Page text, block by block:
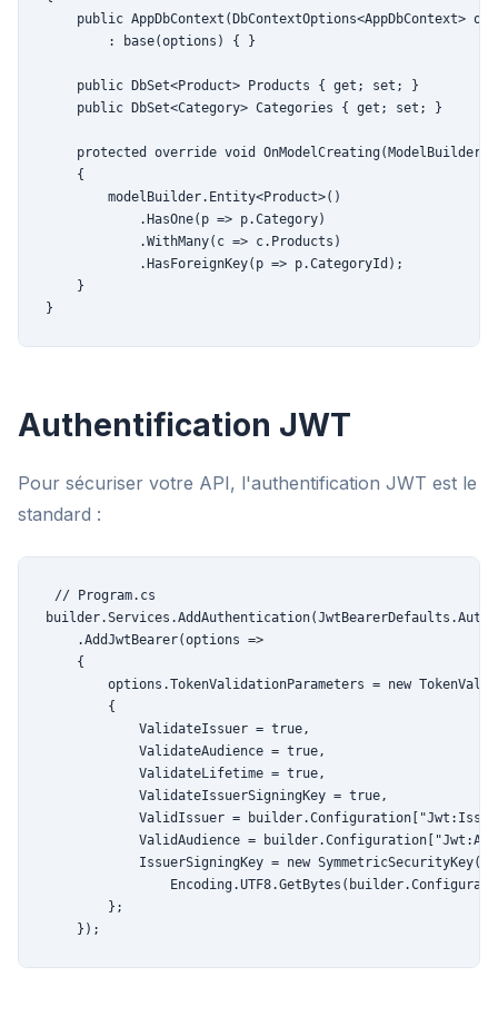
public AppDbContext(DbContextOptions<AppDbContext>
        : base(options) { }
    public DbSet<Product> Products { get; set; }
    public DbSet<Category> Categories { get; set; }
protected override void OnModelCreating(ModelBuilder
    {
        modelBuilder.Entity<Product>()
            .HasOne(p => p.Category)
            .WithMany(c => c.Products)
            .HasForeignKey(p => p.CategoryId);
    }
}
Authentification JWT
Pour sécuriser votre API, l'authentification JWT est le
standard :
// Program.cs
    .AddJwtBearer(options =>
    {
options.TokenValidationParameters = new
        {
            ValidateIssuer = true,
            ValidateAudience = true,
            ValidateLifetime = true,
            ValidateIssuerSigningKey = true,
ValidIssuer =
ValidAudience =
            IssuerSigningKey = new SymmetricSecurityKey(
        };
    });